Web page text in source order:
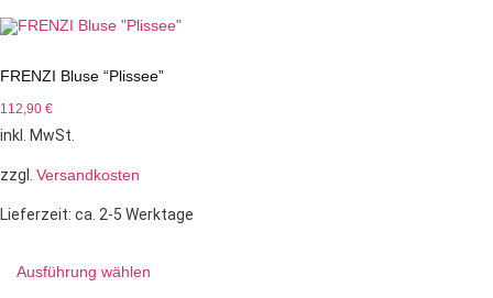
FRENZI Bluse “Plissee”
112,90 €
inkl. MwSt.
zzgl. Versandkosten
Lieferzeit: ca. 2-5 Werktage
Ausführung wählen